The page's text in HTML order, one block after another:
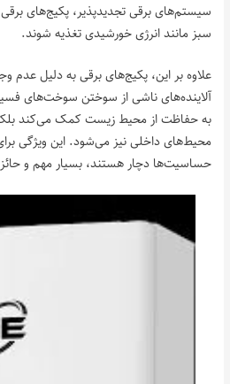
سیستم‌های برقی تجدیدپذیر، پکیج‌های برقی
سبز مانند انرژی خورشیدی تغذیه شوند.
علاوه بر این، پکیج‌های برقی به دلیل عدم
آلاینده‌های ناشی از سوختن سوخت‌های
به حفاظت از محیط زیست کمک می‌کند
محیط‌های داخلی نیز می‌شود. این ویژگی‌
حساسیت‌ها دچار هستند، بسیار مهم و